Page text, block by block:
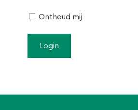
Onthoud mij